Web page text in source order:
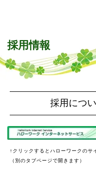
採用情報
採用につ
↑クリックするとハローワークのサ
（別のタブページで開きます）